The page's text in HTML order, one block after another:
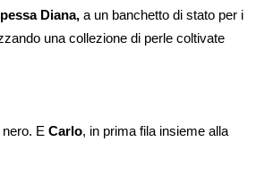
Diana, a un banchetto di stato per i
una collezione di perle coltivate
E Carlo, in prima fila insieme alla